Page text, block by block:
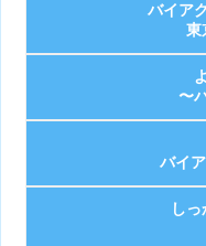
バイア
東
〜
バイ
し